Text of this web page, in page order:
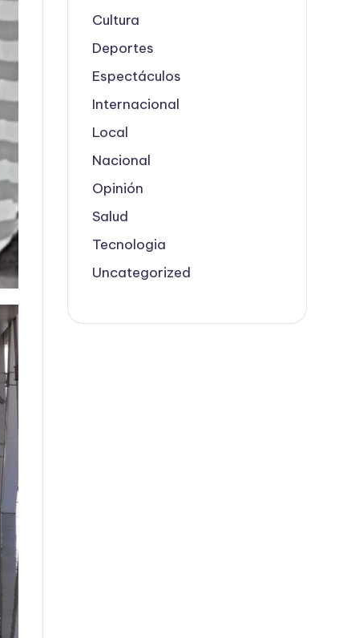
Cultura
Deportes
Espectáculos
Internacional
Local
Nacional
Opinión
Salud
Tecnologia
Uncategorized